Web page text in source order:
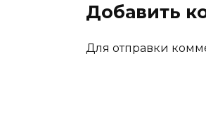
Добавить
Для отправки